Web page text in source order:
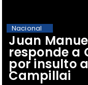
Juan
responde a
por insulto
Campillai
Nacional